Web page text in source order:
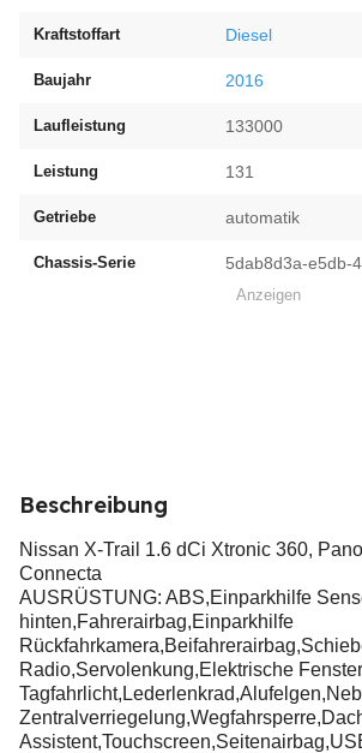
Kraftstoffart Diesel
Baujahr 2016
Laufleistung 133000
Leistung 131
Getriebe automatik
Chassis-Serie 5dab8d3a-e5db-
Anzeigen
Beschreibung
Nissan X-Trail 1.6 dCi Xtronic 360,
Connecta
AUSRÜSTUNG: ABS,Einparkhilfe
hinten,Fahrerairbag,Einparkhilfe
Radio,Servolenkung,Elektrische